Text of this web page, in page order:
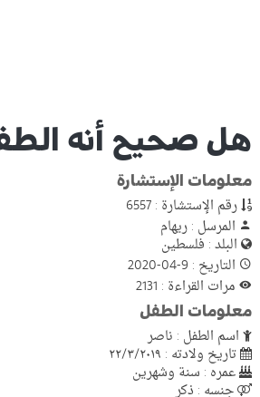
هل صحيح أنه
معلومات الإستشارة
رقم الإستشارة : 6557
المرسل : ريهام
البلد : فلسطين
التاريخ : 9-04-2020
مرات القراءة : 2131
معلومات الطفل
اسم الطفل : ناصر
تاريخ ولادته : ٢٢/٣/٢٠١٩
عمره : سنة وشهرين
جنسه : ذكر